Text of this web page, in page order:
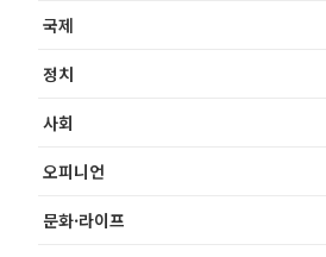
국제
정치
사회
오피니언
문화·라이프